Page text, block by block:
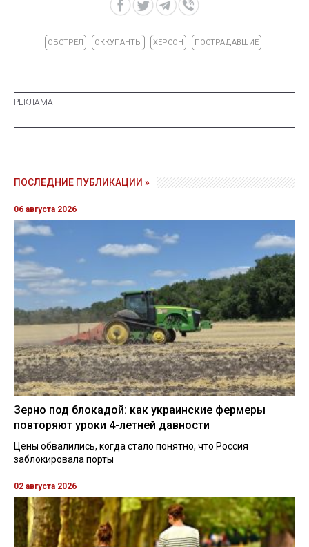
ОБСТРЕЛ ОККУПАНТЫ ХЕРСОН ПОСТРАДАВШИЕ
ПОСЛЕДНИЕ ПУБЛИКАЦИИ »
06 августа 2026
Зерно под блокадой: как украинские фермеры
повторяют уроки 4-летней давности
Цены обвалились, когда стало понятно, что Россия
заблокировала порты
02 августа 2026